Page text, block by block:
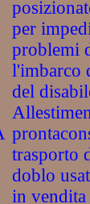
per
problemi
l'imbarco
del
trasporto
doblo
in